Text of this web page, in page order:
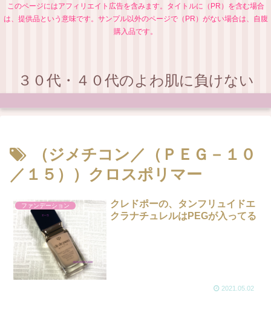
このページにはアフィリエイト広告を含みます。タイトルに（PR）を含む場合
は、提供品という意味です。サンプル以外のページで（PR）がない場合は、自腹
購入品です。
３０代・４０代のよわ肌に負けない
（ジメチコン／（ＰＥＧ－１０
／１５））クロスポリマー
ファンデーション
クレドポーの、タンフリュイドエ
クラナチュレルはPEGが入ってる
2021.05.02